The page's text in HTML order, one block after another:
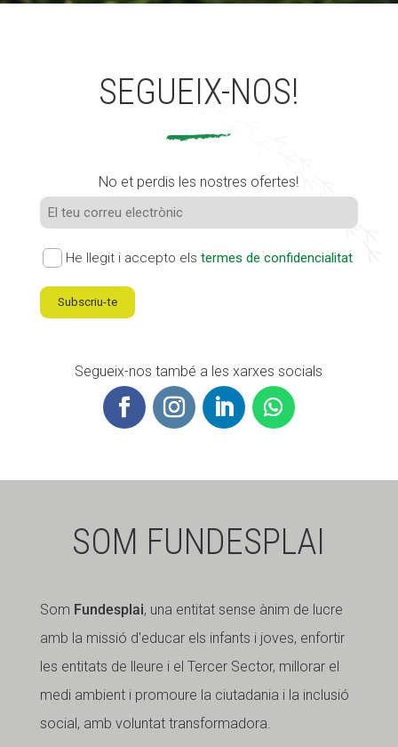
SEGUEIX-NOS!
No et perdis les nostres ofertes!
He llegit i accepto elstermes de confidencialitat
Subscriu-te
Segueix-nos també a les xarxes socials
SOM FUNDESPLAI
Som Fundesplai, una entitat sense ànim de lucre
amb la missió d'educar els infants i joves, enfortir
les entitats de lleure i el Tercer Sector, millorar el
medi ambient i promoure la ciutadania i la inclusió
social, amb voluntat transformadora.